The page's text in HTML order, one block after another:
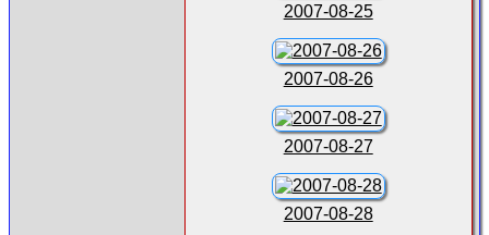
2007-08-25
2007-08-26
2007-08-27
2007-08-28